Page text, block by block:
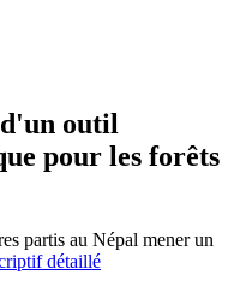
outil
pour les forêts
partis au Népal mener un
détaillé